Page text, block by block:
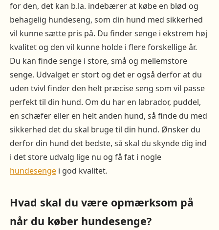
for den, det kan b.la. indebærer at købe en blød og
behagelig hundeseng, som din hund med sikkerhed
vil kunne sætte pris på. Du finder senge i ekstrem høj
kvalitet og den vil kunne holde i flere forskellige år.
Du kan finde senge i store, små og mellemstore
senge. Udvalget er stort og det er også derfor at du
uden tvivl finder den helt præcise seng som vil passe
perfekt til din hund. Om du har en labrador, puddel,
en schæfer eller en helt anden hund, så finde du med
sikkerhed det du skal bruge til din hund. Ønsker du
derfor din hund det bedste, så skal du skynde dig ind
i det store udvalg lige nu og få fat i nogle
hundesenge i god kvalitet.
Hvad skal du være opmærksom på
når du køber hundesenge?